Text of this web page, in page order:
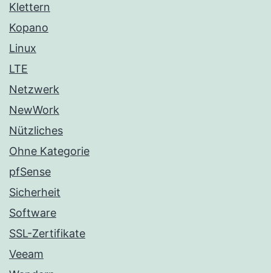
Klettern
Kopano
Linux
LTE
Netzwerk
NewWork
Nützliches
Ohne Kategorie
pfSense
Sicherheit
Software
SSL-Zertifikate
Veeam